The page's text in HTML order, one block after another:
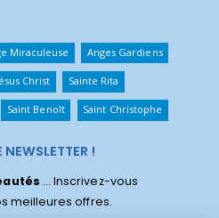
Miraculeuse Anges Gardiens
Christ Sainte Rita
Saint Benoît Saint Christophe
!
... Inscrivez-vous
meilleures offres.